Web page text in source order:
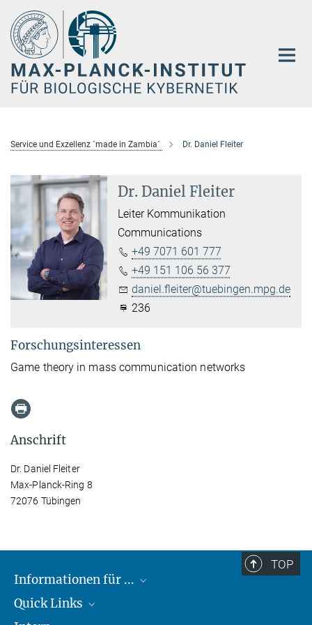
Hauptinhalt
Service und Exzellenz ´made in Zambia´ Dr. Daniel Fleiter
Dr. Daniel Fleiter
Leiter Kommunikation
Communications
+49 7071 601 777
+49 151 106 56 377
daniel.fleiter@tuebingen.mpg.de
236
Forschungsinteressen
Game theory in mass communication networks
Anschrift
Dr. Daniel Fleiter
Max-Planck-Ring 8
72076 Tübingen
TOP
Informationen für ...
Lieferanten
Quick Links